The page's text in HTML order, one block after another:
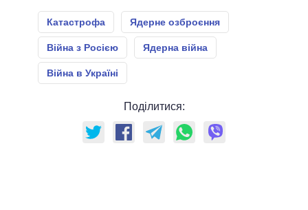
Катастрофа Ядерне озброєння
Війна з Росією Ядерна війна
Війна в Україні
Поділитися: